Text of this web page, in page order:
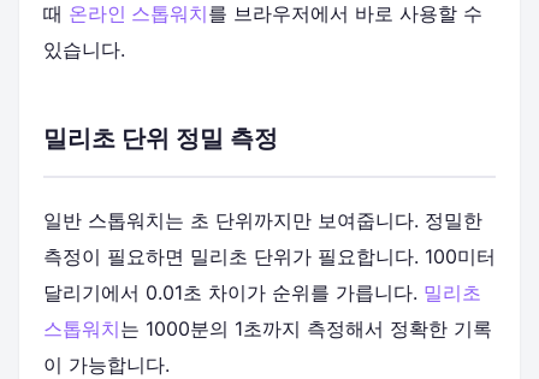
때 온라인 스톱워치를 브라우저에서 바로 사용할 수
있습니다.
밀리초 단위 정밀 측정
일반 스톱워치는 초 단위까지만 보여줍니다. 정밀한
측정이 필요하면 밀리초 단위가 필요합니다. 100미터
달리기에서 0.01초 차이가 순위를 가릅니다. 밀리초
스톱워치는 1000분의 1초까지 측정해서 정확한 기록
이 가능합니다.